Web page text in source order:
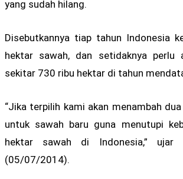
yang sudah hilang.
Disebutkannya tiap tahun Indonesia
hektar sawah, dan setidaknya perlu
sekitar 730 ribu hektar di tahun
“Jika terpilih kami akan menambah
untuk sawah baru guna menutupi
hektar sawah di Indonesia,” ujar
(05/07/2014).